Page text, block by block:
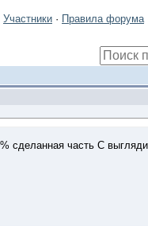
Участники · Правила форума
сделанная часть С